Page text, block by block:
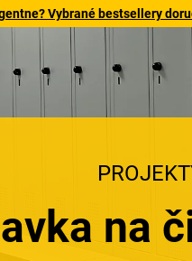
Vybrané bestsellery
na